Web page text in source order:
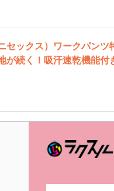
セックス）ワークパンツ
が続く！吸汗速乾機能